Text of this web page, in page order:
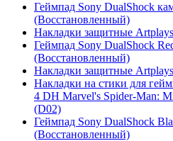
Геймпад Sony DualShock
(Восстановленный)
Накладки защитные
Геймпад Sony DualShock
(Восстановленный)
Накладки защитные
Накладки на стики для
4 DH Marvel's Spider-Man:
(D02)
Геймпад Sony DualShock
(Восстановленный)